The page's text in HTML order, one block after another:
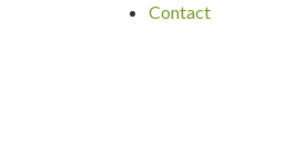
Contact